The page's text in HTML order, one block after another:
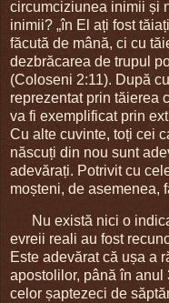
circumciziunea inimii și
inimii? „în El ați fost
făcută de mână, ci cu
dezbrăcarea de trupul
(Coloseni 2:11). După
reprezentat prin tăierea
va fi exemplificat prin
Cu alte cuvinte, toți cei
născuți din nou sunt
adevărați. Potrivit cu
moșteni, de asemenea,
Nu există nici o
evreii reali au fost
Este adevărat că ușa a
apostolilor, până în anul
celor șaptezeci de